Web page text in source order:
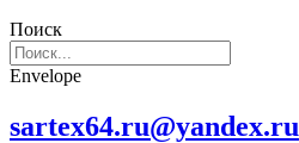
Поиск
Envelope
sartex64.ru@yandex.ru